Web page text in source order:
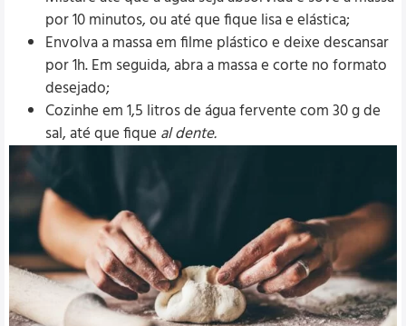
por 10 minutos, ou até que fique lisa e elástica;
Envolva a massa em filme plástico e deixe descansar
por 1h. Em seguida, abra a massa e corte no formato
desejado;
Cozinhe em 1,5 litros de água fervente com 30 g de
sal, até que fique al dente.